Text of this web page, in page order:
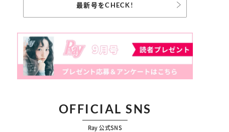
最新号をCHECK!
OFFICIAL SNS
Ray 公式SNS